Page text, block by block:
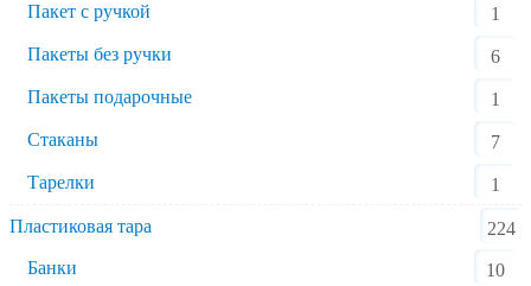
Пакет с ручкой
1
Пакеты без ручки
6
Пакеты подарочные
1
Стаканы
7
Тарелки
1
Пластиковая тара
224
Банки
10